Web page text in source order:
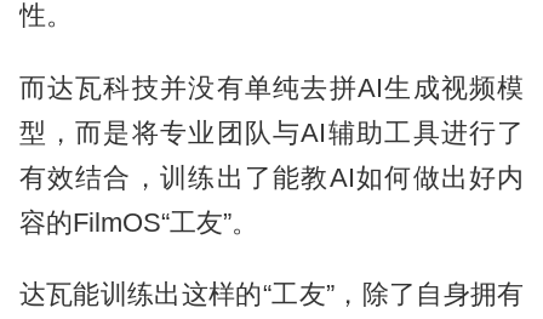
性。
而达瓦科技并没有单纯去拼AI生成视频模
型，而是将专业团队与AI辅助工具进行了
有效结合，训练出了能教AI如何做出好内
容的FilmOS“工友”。
达瓦能训练出这样的“工友”，除了自身拥有